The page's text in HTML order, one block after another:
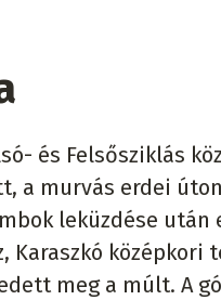
és Felsősziklás
a murvás erdei
leküzdése
középkori
meg a múlt. A